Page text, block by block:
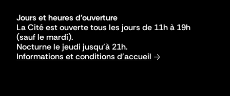
Jours et heures d'ouverture
La Cité est ouverte tous les jours de 11h à 19h
(sauf le mardi).
Nocturne le jeudi jusqu'à 21h.
Informations et conditions d'accueil